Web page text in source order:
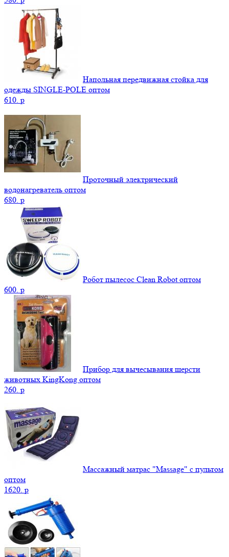
Напольная передвижная стойка для
одежды SINGLE-POLE оптом
610. p
Проточный электрический
водонагреватель оптом
680. p
Робот пылесос Clean Robot оптом
600. p
Прибор для вычесывания шерсти
животных KingKong оптом
260. p
Массажный матрас "Massage" с пультом
оптом
1620. p